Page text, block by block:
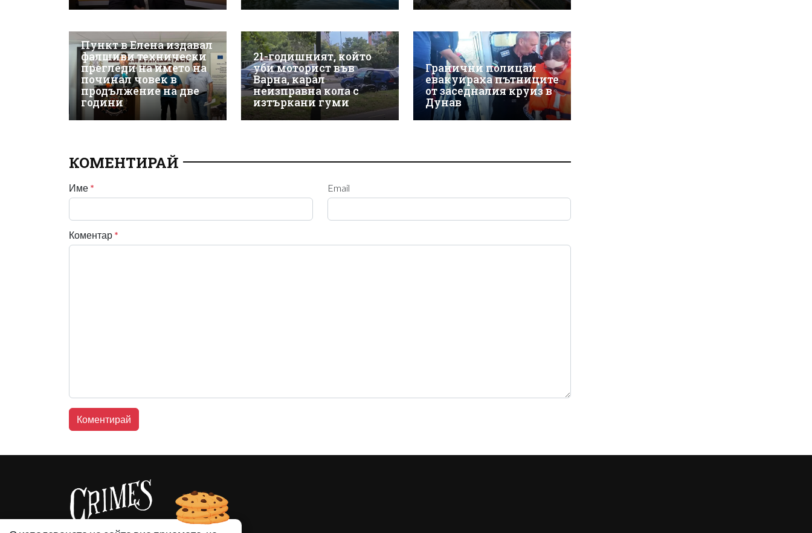
Пункт в Елена издавал
фалшиви технически
прегледи на името на
починал човек в
продължение на две
години
21-годишният, който
уби моторист във
Варна, карал
неизправна кола с
изтъркани гуми
Гранични полицаи
евакуираха пътниците
от заседналия круиз в
Дунав
КОМЕНТИРАЙ
Име * Email
Коментар *